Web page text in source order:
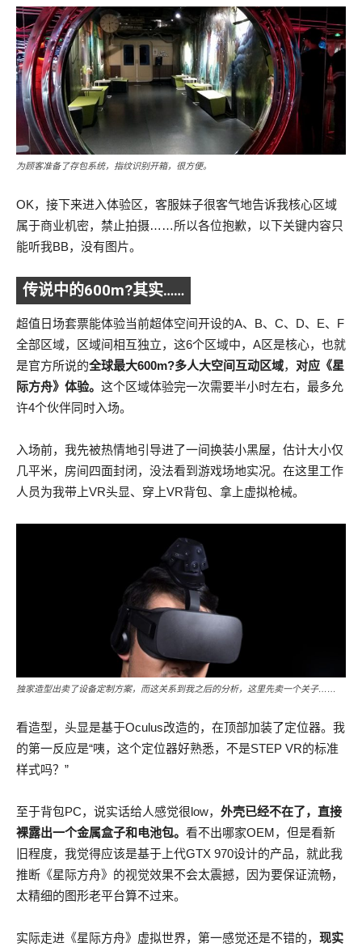
为顾客准备了存包系统，指纹识别开箱，很方便。
OK，接下来进入体验区，客服妹子很客气地告诉我核心区域
属于商业机密，禁止拍摄……所以各位抱歉，以下关键内容只
能听我BB，没有图片。
传说中的600m?其实……
超值日场套票能体验当前超体空间开设的A、B、C、D、E、F
全部区域，区域间相互独立，这6个区域中，A区是核心，也就
是官方所说的全球最大600m?多人大空间互动区域， 对应《星
际方舟》体验。 这个区域体验完一次需要半小时左右，最多允
许4个伙伴同时入场。
入场前，我先被热情地引导进了一间换装小黑屋，估计大小仅
几平米，房间四面封闭，没法看到游戏场地实况。在这里工作
人员为我带上VR头显、穿上VR背包、拿上虚拟枪械。
独家造型出卖了设备定制方案，而这关系到我之后的分析，这里先卖一个关子……
看造型，头显是基于Oculus改造的，在顶部加装了定位器。我
的第一反应是“咦，这个定位器好熟悉，不是STEP VR的标准
样式吗？”
至于背包PC，说实话给人感觉很low， 外壳已经不在了，直接
裸露出一个金属盒子和电池包。 看不出哪家OEM，但是看新
旧程度，我觉得应该是基于上代GTX 970设计的产品，就此我
推断《星际方舟》的视觉效果不会太震撼，因为要保证流畅，
太精细的图形老平台算不过来。
实际走进《星际方舟》虚拟世界，第一感觉还是不错的， 现实